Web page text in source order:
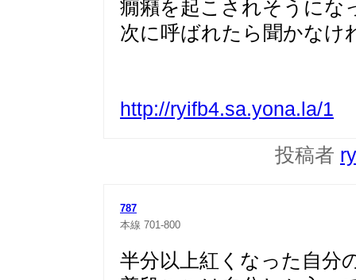
癇癪を起こされそうにな
次に呼ばれたら聞かなけ
http://ryifb4.sa.yona.la/1
投稿者
787
本線 701-800
半分以上紅くなった自分